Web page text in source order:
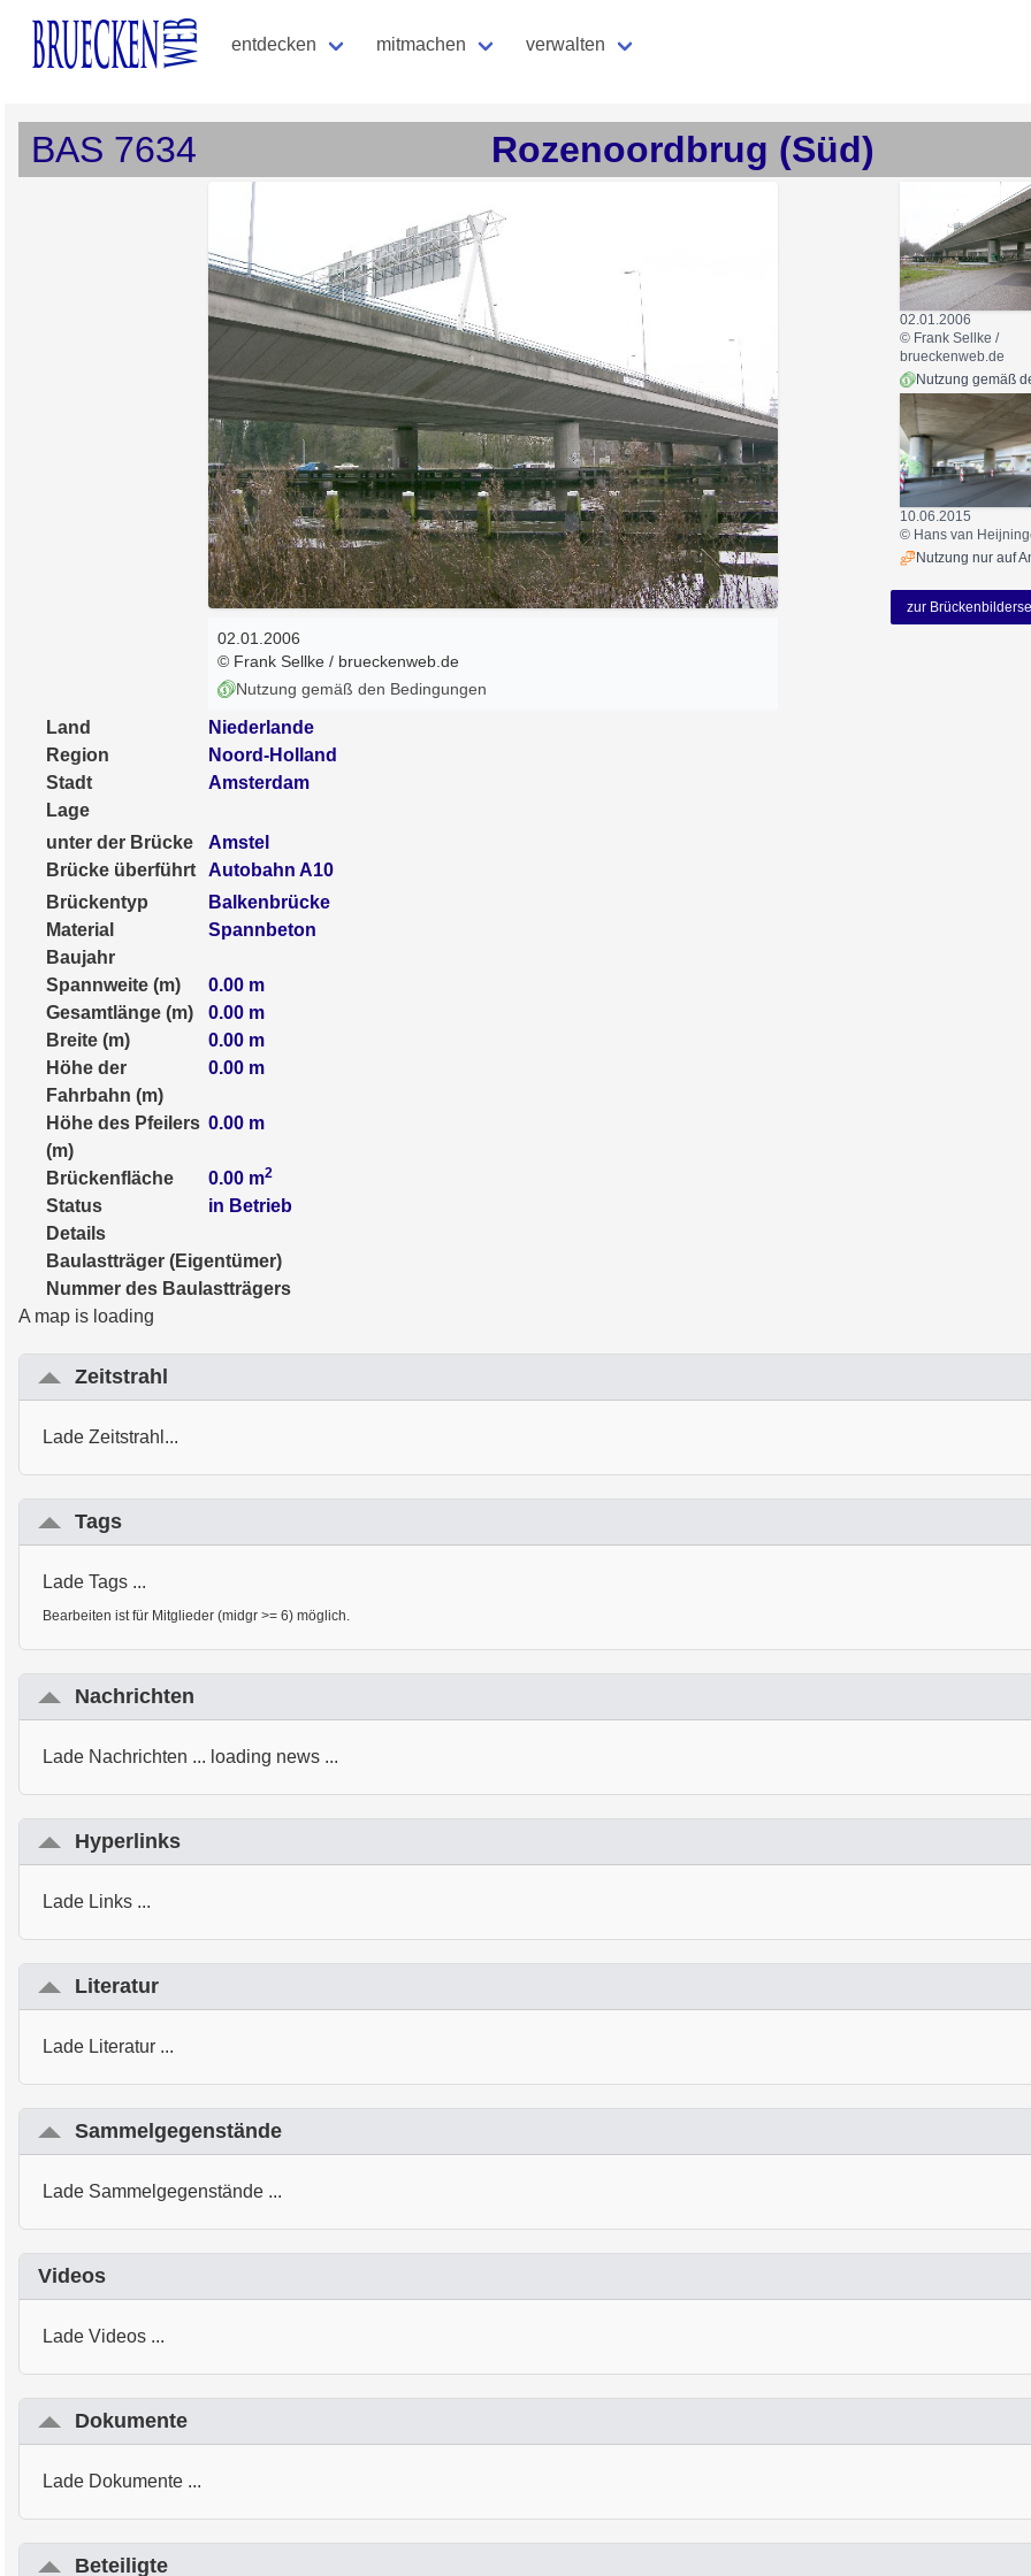
entdecken mitmachen verwalten
BAS 7634 Rozenoordbrug (Süd)
02.01.2006
© Frank Sellke / brueckenweb.de
Nutzung gemäß den Bedingungen
02.01.2006
© Frank Sellke /
brueckenweb.de
10.06.2015
© Hans van
Nutzung nur auf
zur
Land
Niederlande
Region
Noord-Holland
Stadt
Amsterdam
Lage
unter der Brücke
Amstel
Brücke überführt
Autobahn A10
Brückentyp
Balkenbrücke
Material
Spannbeton
Baujahr
Spannweite (m)
0.00 m
Gesamtlänge (m)
0.00 m
Breite (m)
0.00 m
Höhe der
Fahrbahn (m)
0.00 m
Höhe des Pfeilers
(m)
0.00 m
Brückenfläche 0.00 m2
Status
in Betrieb
Details
Baulastträger (Eigentümer)
Nummer des Baulastträgers
A map is loading
Zeitstrahl
Lade Zeitstrahl...
Tags
Lade Tags ...
Bearbeiten ist für Mitglieder (midgr >= 6) möglich.
Nachrichten
Lade Nachrichten ... loading news ...
Hyperlinks
Lade Links ...
Literatur
Lade Literatur ...
Sammelgegenstände
Lade Sammelgegenstände ...
Videos
Lade Videos ...
Dokumente
Lade Dokumente ...
Beteiligte